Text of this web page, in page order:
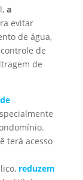
a
evitar
de água,
de
de
terá acesso
reduzem